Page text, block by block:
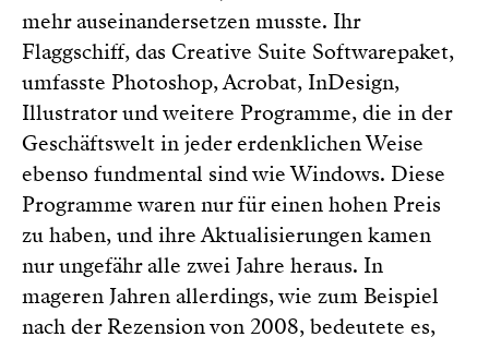
mehr auseinandersetzen musste. Ihr
Flaggschiff, das Creative Suite Softwarepaket,
umfasste Photoshop, Acrobat, InDesign,
Illustrator und weitere Programme, die in der
Geschäftswelt in jeder erdenklichen Weise
ebenso fundmental sind wie Windows. Diese
Programme waren nur für einen hohen Preis
zu haben, und ihre Aktualisierungen kamen
nur ungefähr alle zwei Jahre heraus. In
mageren Jahren allerdings, wie zum Beispiel
nach der Rezension von 2008, bedeutete es,